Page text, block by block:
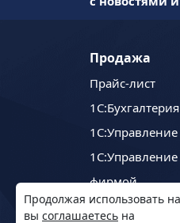
Продажа
Прайс-лист
1C:Бухгалтерия
фирмой
1С:ЗУП
Продолжая использовать
вы соглашаетесь на